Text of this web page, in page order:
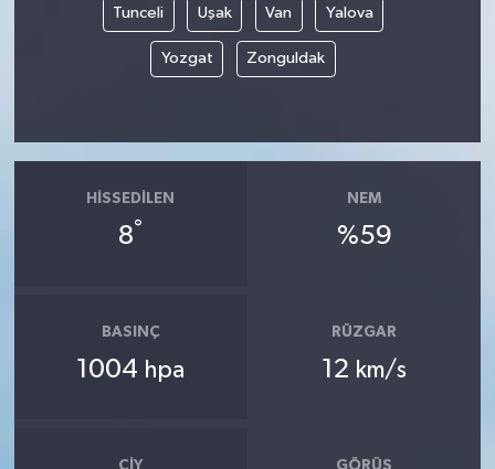
Tunceli Uşak Van Yalova
Yozgat Zonguldak
HISSEDILEN
8°
NEM
%59
BASINÇ
1004 hpa
RÜZGAR
12 km/s
ÇIY GÖRÜŞ